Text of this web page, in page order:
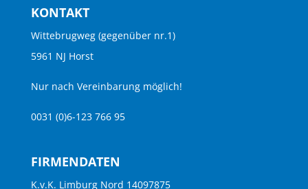
KONTAKT
Wittebrugweg (gegenüber nr.1)
5961 NJ Horst
Nur nach Vereinbarung möglich!
0031 (0)6-123 766 95
FIRMENDATEN
K.v.K. Limburg Nord 14097875